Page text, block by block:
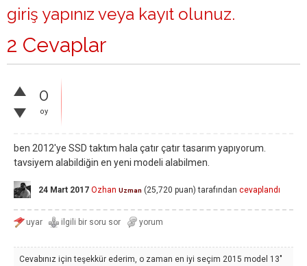
giriş yapınız veya kayıt olunuz.
2 Cevaplar
0
oy
ben 2012'ye SSD taktım hala çatır çatır tasarım yapıyorum.
tavsiyem alabildiğin en yeni modeli alabilmen.
24 Mart 2017 Ozhan Uzman (25,720 puan) tarafından cevaplandı
Cevabınız için teşekkür ederim, o zaman en iyi seçim 2015 model 13"